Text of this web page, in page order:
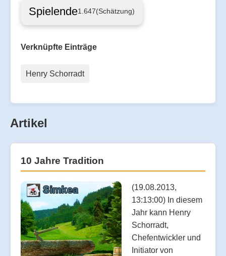
Spielende1.647(Schätzung)
Verknüpfte Einträge
Henry Schorradt
Artikel
10 Jahre Tradition
(19.08.2013,
13:13:00) In diesem
Jahr kann Henry
Schorradt,
Chefentwickler und
Initiator von